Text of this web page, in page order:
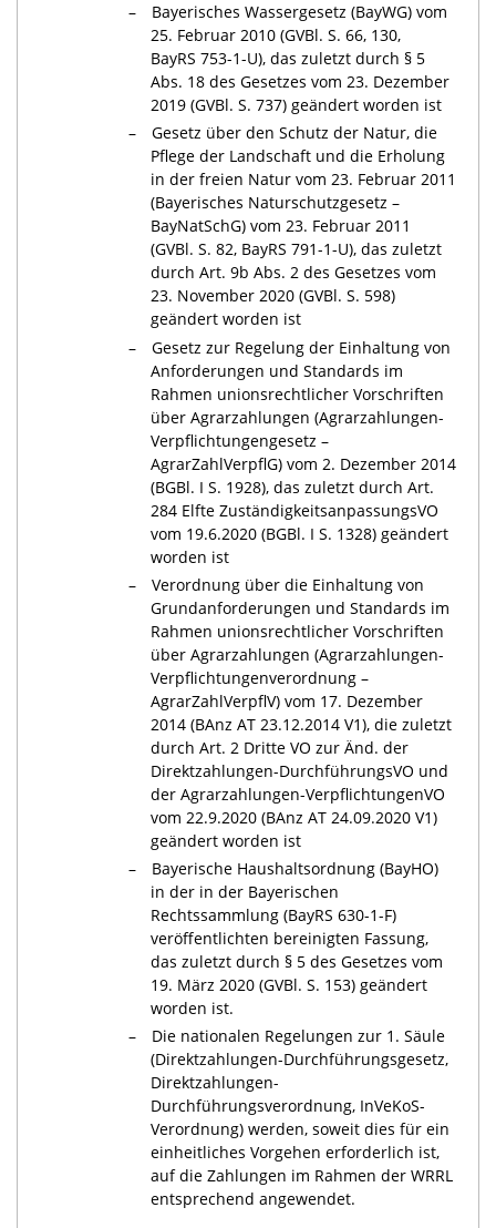
Bayerisches Wassergesetz (BayWG) vom
25. Februar 2010 (GVBl. S. 66, 130,
BayRS 753-1-U), das zuletzt durch § 5
Abs. 18 des Gesetzes vom 23. Dezember
2019 (GVBl. S. 737) geändert worden ist
Gesetz über den Schutz der Natur, die
Pflege der Landschaft und die Erholung
in der freien Natur vom 23. Februar 2011
(Bayerisches Naturschutzgesetz –
BayNatSchG) vom 23. Februar 2011
(GVBl. S. 82, BayRS 791-1-U), das zuletzt
durch Art. 9b Abs. 2 des Gesetzes vom
23. November 2020 (GVBl. S. 598)
geändert worden ist
Gesetz zur Regelung der Einhaltung von
Anforderungen und Standards im
Rahmen unionsrechtlicher Vorschriften
über Agrarzahlungen (Agrarzahlungen-
Verpflichtungengesetz –
AgrarZahlVerpflG) vom 2. Dezember 2014
(BGBl. I S. 1928), das zuletzt durch Art.
284 Elfte ZuständigkeitsanpassungsVO
vom 19.6.2020 (BGBl. I S. 1328) geändert
worden ist
Verordnung über die Einhaltung von
Grundanforderungen und Standards im
Rahmen unionsrechtlicher Vorschriften
über Agrarzahlungen (Agrarzahlungen-
Verpflichtungenverordnung –
AgrarZahlVerpflV) vom 17. Dezember
2014 (BAnz AT 23.12.2014 V1), die zuletzt
durch Art. 2 Dritte VO zur Änd. der
Direktzahlungen-DurchführungsVO und
der Agrarzahlungen-VerpflichtungenVO
vom 22.9.2020 (BAnz AT 24.09.2020 V1)
geändert worden ist
Bayerische Haushaltsordnung (BayHO)
in der in der Bayerischen
Rechtssammlung (BayRS 630-1-F)
veröffentlichten bereinigten Fassung,
das zuletzt durch § 5 des Gesetzes vom
19. März 2020 (GVBl. S. 153) geändert
worden ist.
Die nationalen Regelungen zur 1. Säule
(Direktzahlungen-Durchführungsgesetz,
Direktzahlungen-
Durchführungsverordnung, InVeKoS-
Verordnung) werden, soweit dies für ein
einheitliches Vorgehen erforderlich ist,
auf die Zahlungen im Rahmen der WRRL
entsprechend angewendet.